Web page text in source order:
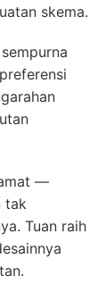
skema.
—
tak
Tuan raih